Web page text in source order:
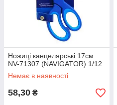
Ножиці канцелярські 17см
NV-71307 (NAVIGATOR) 1/12
Немає в наявності
58,30 ₴